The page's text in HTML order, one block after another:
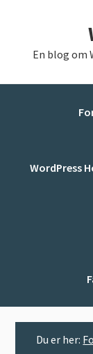
indholdEn blog om
WordPress
Du er her: